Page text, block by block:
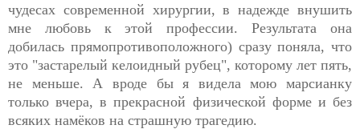
чудесах современной хирургии, в надежде внушить
мне любовь к этой профессии. Результата она
добилась прямопротивоположного) сразу поняла, что
это "застарелый келоидный рубец", которому лет пять,
не меньше. А вроде бы я видела мою марсианку
только вчера, в прекрасной физической форме и без
всяких намёков на страшную трагедию.